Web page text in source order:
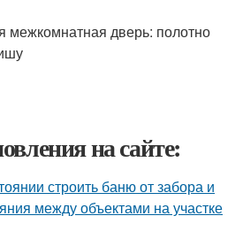
межкомнатная дверь: полотно
на сайте:
строить баню от забора и
между объектами на участке